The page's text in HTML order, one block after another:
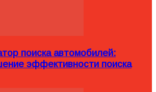
поиска автомобилей:
эффективности поиска